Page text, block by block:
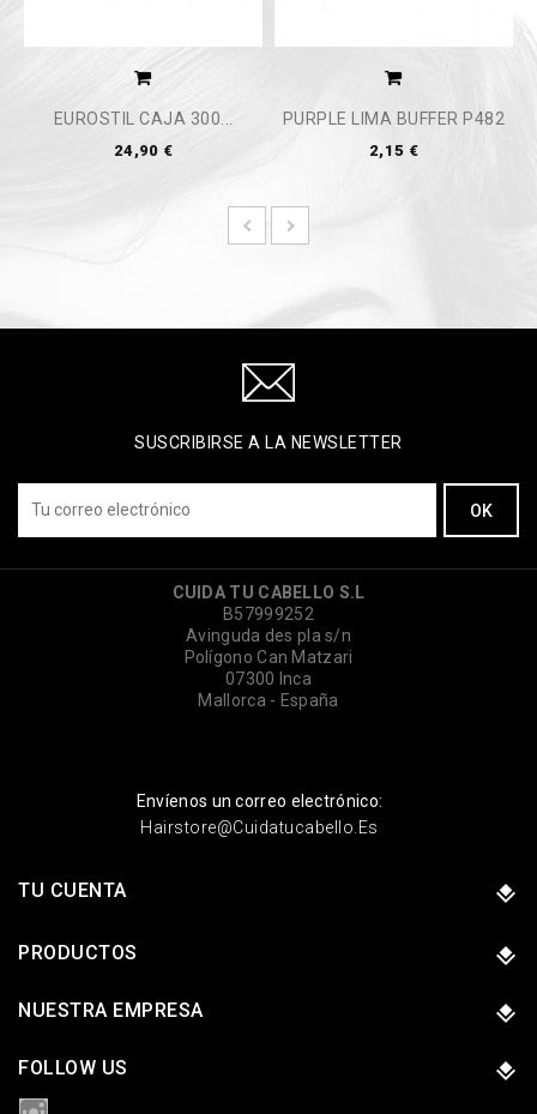
EUROSTIL CAJA 300...
24,90 €
PURPLE LIMA BUFFER P482
2,15 €
SUSCRIBIRSE A LA NEWSLETTER
CUIDA TU CABELLO S.L
B57999252
Avinguda des pla s/n
Polígono Can Matzari
07300 Inca
Mallorca - España
Envíenos un correo electrónico:
Hairstore@cuidatucabello.es
TU CUENTA
PRODUCTOS
NUESTRA EMPRESA
FOLLOW US